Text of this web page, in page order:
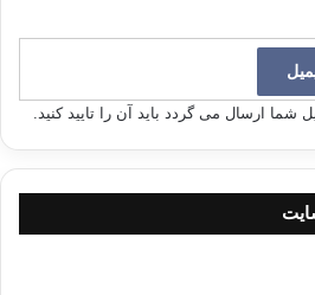
شما ارسال می گردد باید آن را تایید کنید.